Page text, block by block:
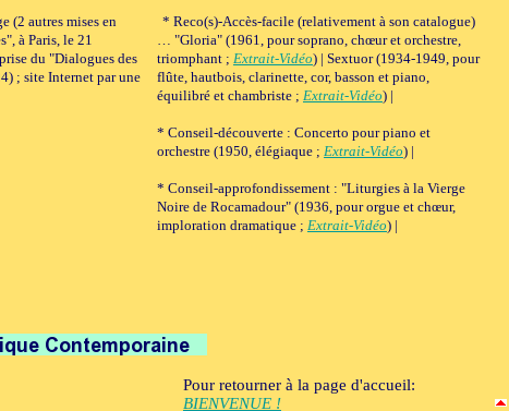
(2 autres mises en
à Paris, le 21
du "Dialogues des
; site Internet par une
* Reco(s)-Accès-facile (relativement à son catalogue)
… "Gloria" (1961, pour soprano, chœur et orchestre,
triomphant ; Extrait-Vidéo) | Sextuor (1934-1949, pour
flûte, hautbois, clarinette, cor, basson et piano,
équilibré et chambriste ; Extrait-Vidéo) |
* Conseil-découverte : Concerto pour piano et
orchestre (1950, élégiaque ; Extrait-Vidéo) |
* Conseil-approfondissement : "Liturgies à la Vierge
Noire de Rocamadour" (1936, pour orgue et chœur,
imploration dramatique ; Extrait-Vidéo) |
Pour retourner à la page d'accueil:
BIENVENUE !